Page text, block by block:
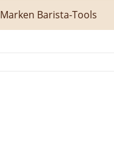
Marken Barista-Tools